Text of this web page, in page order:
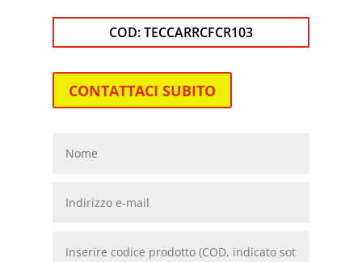
COD:TECCARRCFCR103
CONTATTACI SUBITO